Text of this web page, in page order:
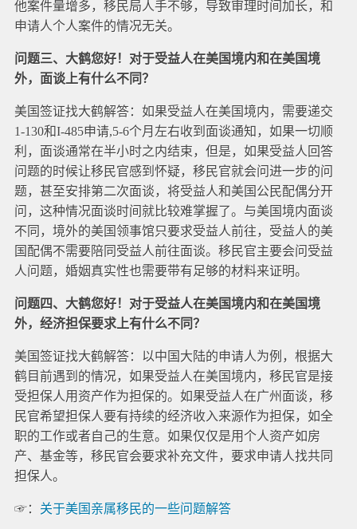
他案件量增多，移民局人手不够，导致审理时间加长，和
申请人个人案件的情况无关。
问题三、大鹤您好！对于受益人在美国境内和在美国境
外，面谈上有什么不同？
美国签证找大鹤解答：如果受益人在美国境内，需要递交
1-130和I-485申请,5-6个月左右收到面谈通知，如果一切顺
利，面谈通常在半小时之内结束，但是，如果受益人回答
问题的时候让移民官感到怀疑，移民官就会问进一步的问
题，甚至安排第二次面谈，将受益人和美国公民配偶分开
问，这种情况面谈时间就比较难掌握了。与美国境内面谈
不同，境外的美国领事馆只要求受益人前往，受益人的美
国配偶不需要陪同受益人前往面谈。移民官主要会问受益
人问题，婚姻真实性也需要带有足够的材料来证明。
问题四、大鹤您好！对于受益人在美国境内和在美国境
外，经济担保要求上有什么不同？
美国签证找大鹤解答：以中国大陆的申请人为例，根据大
鹤目前遇到的情况，如果受益人在美国境内，移民官是接
受担保人用资产作为担保的。如果受益人在广州面谈，移
民官希望担保人要有持续的经济收入来源作为担保，如全
职的工作或者自己的生意。如果仅仅是用个人资产如房
产、基金等，移民官会要求补充文件，要求申请人找共同
担保人。
☞： 关于美国亲属移民的一些问题解答